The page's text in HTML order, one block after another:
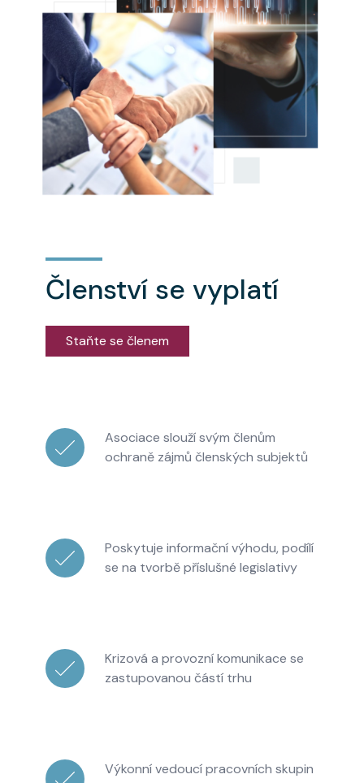
Členství se vyplatí
Staňte se členem
Asociace slouží svým členům
ochraně zájmů členských subjektů
Poskytuje informační výhodu, podílí
se na tvorbě příslušné legislativy
Krizová a provozní komunikace se
zastupovanou částí trhu
Výkonní vedoucí pracovních skupin